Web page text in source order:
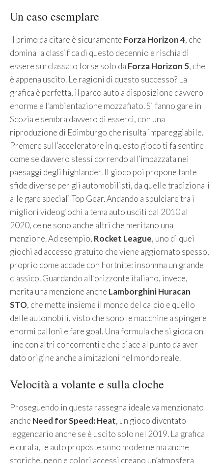
Un caso esemplare
Il primo da citare è sicuramente Forza Horizon 4, che
domina la classifica di questo decennio e rischia di
essere surclassato forse solo da Forza Horizon 5, che
è appena uscito. Le ragioni di questo successo? La
grafica è perfetta, il parco auto a disposizione davvero
enorme e l’ambientazione mozzafiato. Si fanno gare in
Scozia e sembra davvero di esserci, con una
riproduzione di Edimburgo che risulta impareggiabile.
Premere sull’acceleratore in questo gioco ti fa sentire
come se davvero stessi correndo all’impazzata nei
paesaggi degli highlander. Il gioco poi propone tante
sfide diverse per gli automobilisti, da quelle tradizionali
alle gare speciali Top Gear. Andando a spulciare tra i
migliori videogiochi a tema auto usciti dal 2010 al
2020, ce ne sono anche altri che meritano una
menzione. Ad esempio, Rocket League, uno di quei
giochi ad accesso gratuito che viene aggiornato spesso,
proprio come accade con Fortnite: insomma un grande
classico. Guardando all’orizzonte italiano, invece,
merita una menzione anche Lamborghini Huracan
STO, che mette insieme il mondo del calcio e quello
delle automobili, visto che sono le macchine a spingere
enormi palloni e fare goal. Una formula che si gioca on
line con altri concorrenti e che piace al punto da aver
dato origine anche a imitazioni nel mondo reale.
Velocità a volante e sulla cloche
Proseguendo in questa rassegna ideale va menzionato
anche Need for Speed: Heat, un gioco diventato
leggendario anche se è uscito solo nel 2019. La grafica
è curata, le auto proposte sono moderne ma anche
storiche, neon e colori accessi creano un’atmosfera